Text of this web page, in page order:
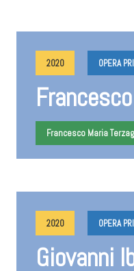
2020 OPERA
Francesco Maria
2020 OPERA
Giovanni